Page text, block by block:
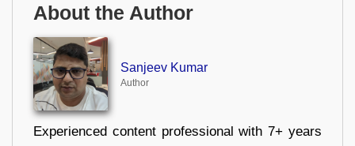
About the Author
Sanjeev Kumar
Author
Experienced content professional with 7+ years